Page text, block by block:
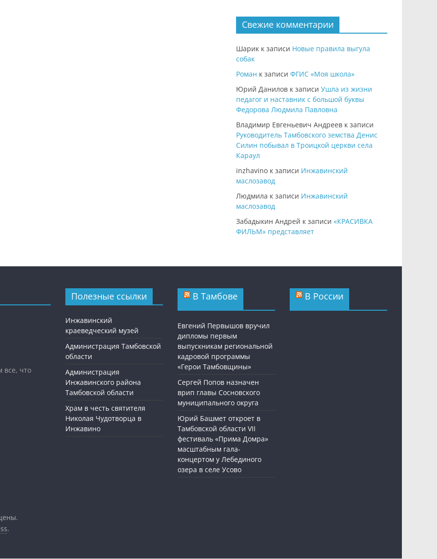
Свежие комментарии
Шарик к записи Новые правила выгула
собак
Роман к записи ФГИС «Моя школа»
Юрий Данилов к записи Ушла из жизни
педагог и наставник с большой буквы
Федорова Людмила Павловна
Владимир Евгеньевич Андреев к записи
Руководитель Тамбовского земства Денис
Силин побывал в Троицкой церкви села
Караул
inzhavino к записи Инжавинский
маслозавод
Людмила к записи Инжавинский
маслозавод
Забадыкин Андрей к записи «КРАСИВКА
ФИЛЬМ» представляет
все, что
Полезные ссылки
Инжавинский
краеведческий музей
Администрация Тамбовской
области
Администрация
Инжавинского района
Тамбовской области
Храм в честь святителя
Николая Чудотворца в
Инжавино
В Тамбове
Евгений Первышов вручил
дипломы первым
выпускникам региональной
кадровой программы
«Герои Тамбовщины»
Сергей Попов назначен
врип главы Сосновского
муниципального округа
Юрий Башмет откроет в
Тамбовской области VII
фестиваль «Прима Домра»
масштабным гала-
концертом у Лебединого
озера в селе Усово
В России
.